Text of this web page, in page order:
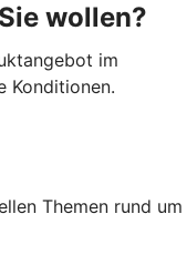
wollen?
im
Konditionen.
Themen rund um